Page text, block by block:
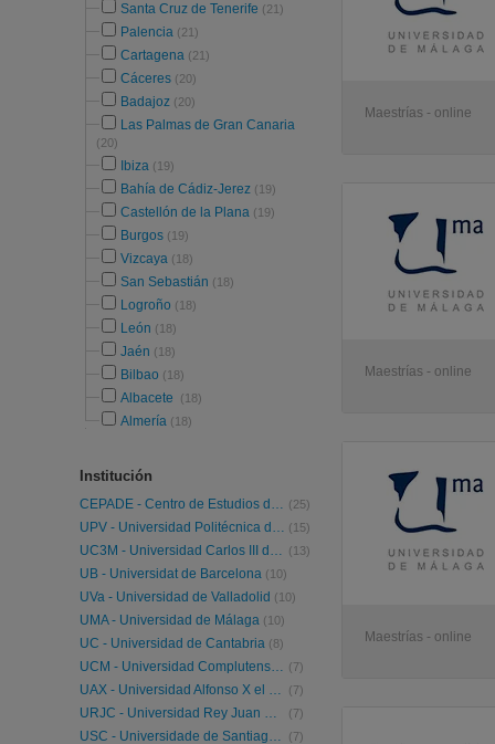
Santa Cruz de Tenerife (21)
Palencia (21)
Cartagena (21)
Cáceres (20)
Badajoz (20)
Las Palmas de Gran Canaria
(20)
Ibiza (19)
Bahía de Cádiz-Jerez (19)
Castellón de la Plana (19)
Burgos (19)
Vizcaya (18)
San Sebastián (18)
Logroño (18)
León (18)
Jaén (18)
Bilbao (18)
Albacete (18)
Almería (18)
Institución
CEPADE - Centro de Estudios de Postgrado de Administración de Empresas (25)
UPV - Universidad Politécnica de Valencia (15)
UC3M - Universidad Carlos III de Madrid (13)
UB - Universidat de Barcelona (10)
UVa - Universidad de Valladolid (10)
UMA - Universidad de Málaga (10)
UC - Universidad de Cantabria (8)
UCM - Universidad Complutense de Madrid (7)
UAX - Universidad Alfonso X el Sabio (7)
URJC - Universidad Rey Juan Carlos (7)
USC - Universidade de Santiago de Compostela (7)
Maestrías - online
Maestrías - online
Maestrías - online